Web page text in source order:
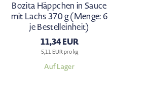
Bozita Häppchen in Sauce
mit Lachs 370 g (Menge: 6
je Bestelleinheit)
11,34 EUR
5,11 EUR pro kg
Auf Lager